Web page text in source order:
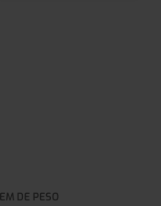
DE PESO